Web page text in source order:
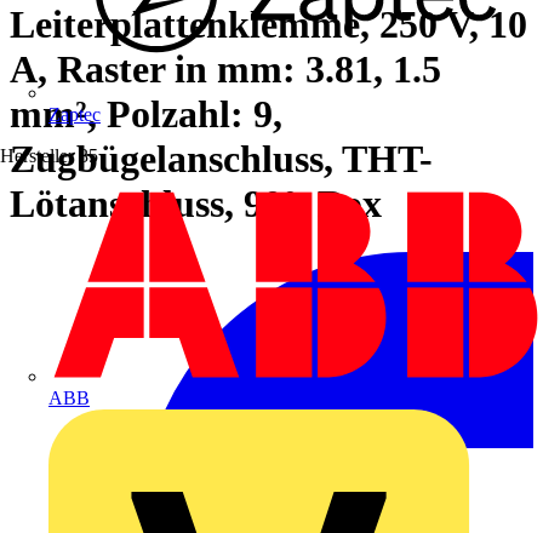
Zaptec
Hersteller 35
ABB
Leiterplattenklemme, 250 V, 10
A, Raster in mm: 3.81, 1.5
mm², Polzahl: 9,
Zugbügelanschluss, THT-
Lötanschluss, 90°, Box